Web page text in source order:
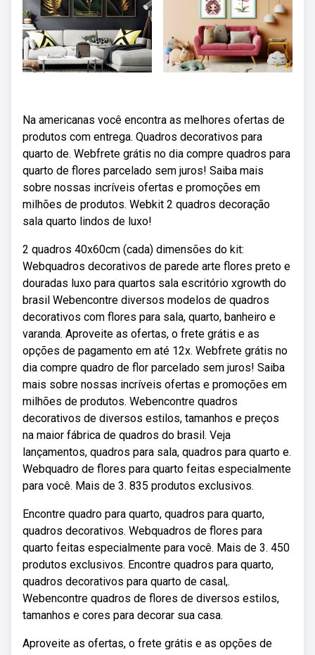
Na americanas você encontra as melhores ofertas de
produtos com entrega. Quadros decorativos para
quarto de. Webfrete grátis no dia compre quadros para
quarto de flores parcelado sem juros! Saiba mais
sobre nossas incríveis ofertas e promoções em
milhões de produtos. Webkit 2 quadros decoração
sala quarto lindos de luxo!
2 quadros 40x60cm (cada) dimensões do kit:
Webquadros decorativos de parede arte flores preto e
douradas luxo para quartos sala escritório xgrowth do
brasil Webencontre diversos modelos de quadros
decorativos com flores para sala, quarto, banheiro e
varanda. Aproveite as ofertas, o frete grátis e as
opções de pagamento em até 12x. Webfrete grátis no
dia compre quadro de flor parcelado sem juros! Saiba
mais sobre nossas incríveis ofertas e promoções em
milhões de produtos. Webencontre quadros
decorativos de diversos estilos, tamanhos e preços
na maior fábrica de quadros do brasil. Veja
lançamentos, quadros para sala, quadros para quarto e.
Webquadro de flores para quarto feitas especialmente
para você. Mais de 3. 835 produtos exclusivos.
Encontre quadro para quarto, quadros para quarto,
quadros decorativos. Webquadros de flores para
quarto feitas especialmente para você. Mais de 3. 450
produtos exclusivos. Encontre quadros para quarto,
quadros decorativos para quarto de casal,.
Webencontre quadros de flores de diversos estilos,
tamanhos e cores para decorar sua casa.
Aproveite as ofertas, o frete grátis e as opções de